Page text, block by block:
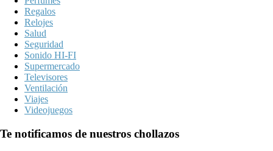
Regalos
Relojes
Salud
Seguridad
Sonido HI-FI
Supermercado
Televisores
Ventilación
Viajes
Videojuegos
Te notificamos de nuestros chollazos